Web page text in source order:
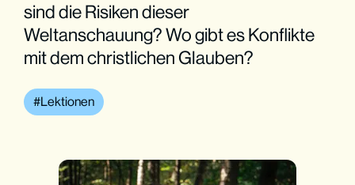
sind die Risiken dieser
Weltanschauung? Wo gibt es Konflikte
mit dem christlichen Glauben?
Lektionen